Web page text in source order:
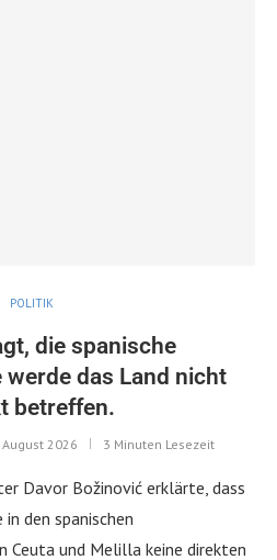
POLITIK
die spanische
das Land nicht
betreffen.
August 2026 3 Minuten Lesezeit
Davor Božinović erklärte, dass
den spanischen
Ceuta und Melilla keine direkten